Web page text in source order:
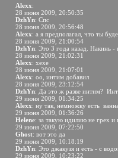
Alexx:
28 июня 2009, 20:50:35
DzhYn: Спс
28 июня 2009, 20:56:48
Alexx: а я предполагал, что ты
28 июня 2009, 21:00:54
DzhYn: Это 3 года назад. Накинь
28 июня 2009, 21:02:31
Alexx: хехе
28 июня 2009, 21:07:01
Alexx: оо, интим добавил
28 июня 2009, 23:12:54
DzhYn: Да это ж разве интим?
29 июня 2009, 01:34:25
Alexx: ну так, немножку есть
29 июня 2009, 01:36:26
Helene: за такую идилию не грех и
29 июня 2009, 07:22:50
Ghost: вот это да
29 июня 2009, 10:18:19
DzhYn: Это джакузя и есть - с
29 июня 2009, 10:23:22